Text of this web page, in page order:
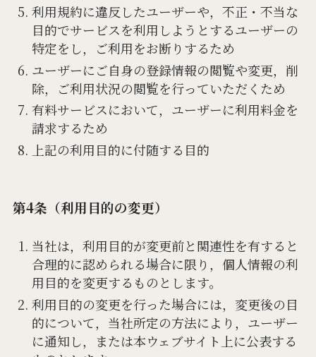
利用規約に違反したユーザーや，不正・不当な
目的でサービスを利用しようとするユーザーの
特定をし，ご利用をお断りするため
ユーザーにご自身の登録情報の閲覧や変更，削
除，ご利用状況の閲覧を行っていただくため
有料サービスにおいて，ユーザーに利用料金を
請求するため
上記の利用目的に付随する目的
第4条（利用目的の変更）
当社は，利用目的が変更前と関連性を有すると
合理的に認められる場合に限り，個人情報の利
用目的を変更するものとします。
利用目的の変更を行った場合には，変更後の目
的について，当社所定の方法により，ユーザー
に通知し，または本ウェブサイト上に公表する